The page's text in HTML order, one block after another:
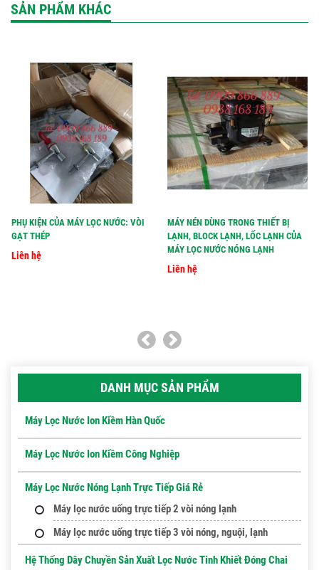
SẢN PHẨM KHÁC
PHỤ KIỆN CỦA MÁY LỌC NƯỚC: VÒI
GẠT THÉP
Liên hệ
MÁY NÉN DÙNG TRONG THIẾT BỊ
LẠNH, BLOCK LẠNH, LỐC LẠNH CỦA
MÁY LỌC NƯỚC NÓNG LẠNH
Liên hệ
DANH MỤC SẢN PHẨM
Máy Lọc Nước Ion Kiềm Hàn Quốc
Máy Lọc Nước Ion Kiềm Công Nghiệp
Máy Lọc Nước Nóng Lạnh Trực Tiếp Giá Rẻ
Máy lọc nước uống trực tiếp 2 vòi nóng lạnh
Máy lọc nước uống trực tiếp 3 vòi nóng, nguội, lạnh
Hệ Thống Dây Chuyền Sản Xuất Lọc Nước Tinh Khiết Đóng Chai